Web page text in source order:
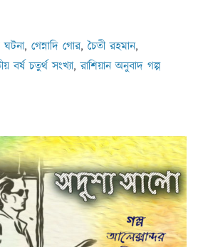
, গেন্নাদি গোর,চৈতী রহমান,
বর্ষ চতুর্থ সংখ্যা,রাশিয়ান অনুবাদ গল্প